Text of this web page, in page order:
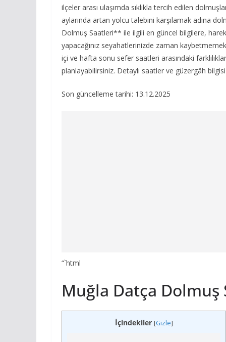
ilçeler arası ulaşımda sıklıkla tercih edilen
aylarında artan yolcu talebini karşılamak adına
Dolmuş Saatleri** ile ilgili en güncel bilgilere,
yapacağınız seyahatlerinizde zaman
içi ve hafta sonu sefer saatleri arasındaki
planlayabilirsiniz. Detaylı saatler ve güzergâh bilgisi
Son güncelleme tarihi: 13.12.2025
“`html
Muğla Datça Dolmuş
İçindekiler [Gizle]